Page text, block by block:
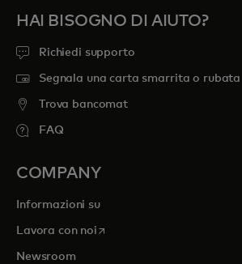
HAI BISOGNO DI AIUTO?
Richiedi supporto
Segnala una carta smarrita o rubata
Trova bancomat
FAQ
COMPANY
Informazioni su
Lavora con noi si apre in una nuova scheda
Newsroom